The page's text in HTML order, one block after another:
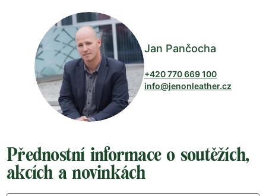
Jan Pančocha
+420 770 669 100
info@jenonleather.cz
Přednostní informace o soutěžích,
akcích a novinkách